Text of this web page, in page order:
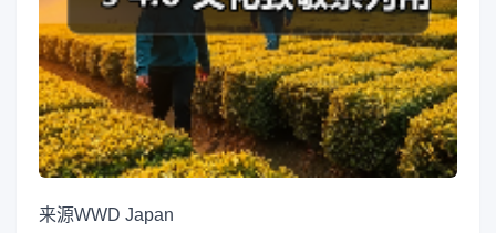
来源WWD Japan